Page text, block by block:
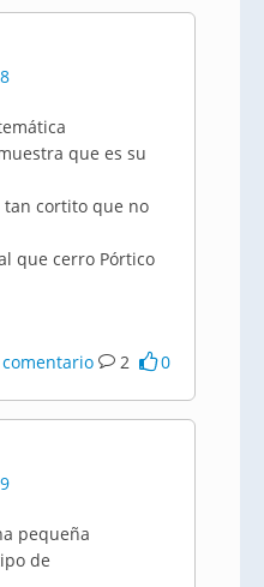
que es su
tan cortito que no
que cerro Pórtico
2 0
pequeña
de